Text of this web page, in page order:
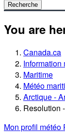
Recherche
You are
Canada.ca
Information
Maritime
Météo
Arctique -
Resolution
Mon profil météo